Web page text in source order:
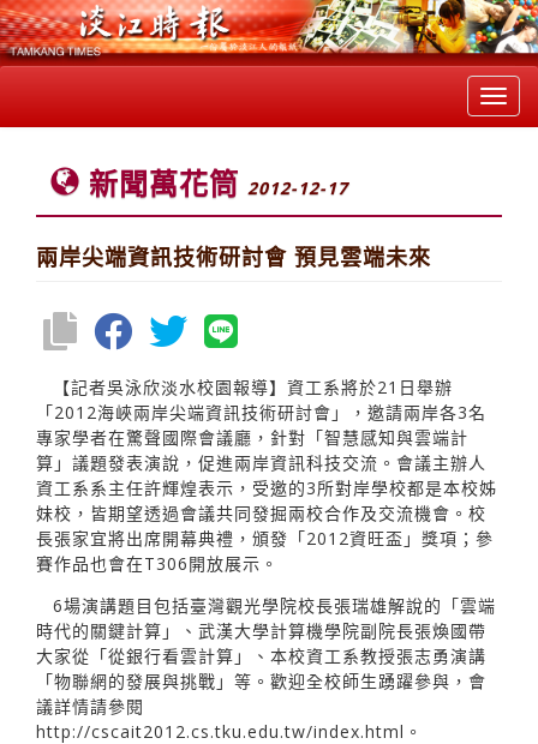
新聞萬花筒 2012-12-17
兩岸尖端資訊技術研討會 預見雲端未來
【記者吳泳欣淡水校園報導】資工系將於21日舉辦
「2012海峽兩岸尖端資訊技術研討會」，邀請兩岸各3名
專家學者在驚聲國際會議廳，針對「智慧感知與雲端計
算」議題發表演說，促進兩岸資訊科技交流。會議主辦人
資工系系主任許輝煌表示，受邀的3所對岸學校都是本校姊
妹校，皆期望透過會議共同發掘兩校合作及交流機會。校
長張家宜將出席開幕典禮，頒發「2012資旺盃」獎項；參
賽作品也會在T306開放展示。
6場演講題目包括臺灣觀光學院校長張瑞雄解說的「雲端
時代的關鍵計算」、武漢大學計算機學院副院長張煥國帶
大家從「從銀行看雲計算」、本校資工系教授張志勇演講
「物聯網的發展與挑戰」等。歡迎全校師生踴躍參與，會
議詳情請參閱
http://cscait2012.cs.tku.edu.tw/index.html。